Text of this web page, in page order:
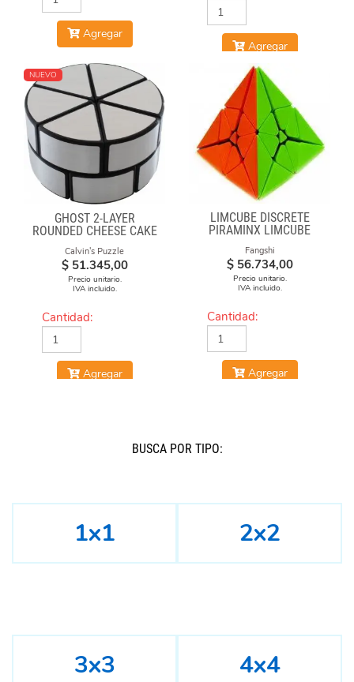
Agregar
Agregar
NUEVO
GHOST 2-LAYER
ROUNDED CHEESE CAKE
-BLACK BODY WITH
SILVER LABEL
Calvin's Puzzle
$ 51.345,00
Precio unitario.
IVA incluido.
Cantidad:
Agregar
LIMCUBE DISCRETE
PIRAMINX LIMCUBE
Fangshi
$ 56.734,00
Precio unitario.
IVA incluido.
Cantidad:
Agregar
BUSCÁ POR TIPO:
1x1 2x2
3x3 4x4